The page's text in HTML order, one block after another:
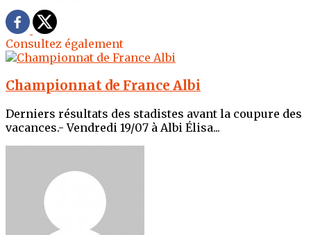
Consultez également
Championnat de France Albi
Derniers résultats des stadistes avant la coupure des
vacances.- Vendredi 19/07 à Albi Élisa...